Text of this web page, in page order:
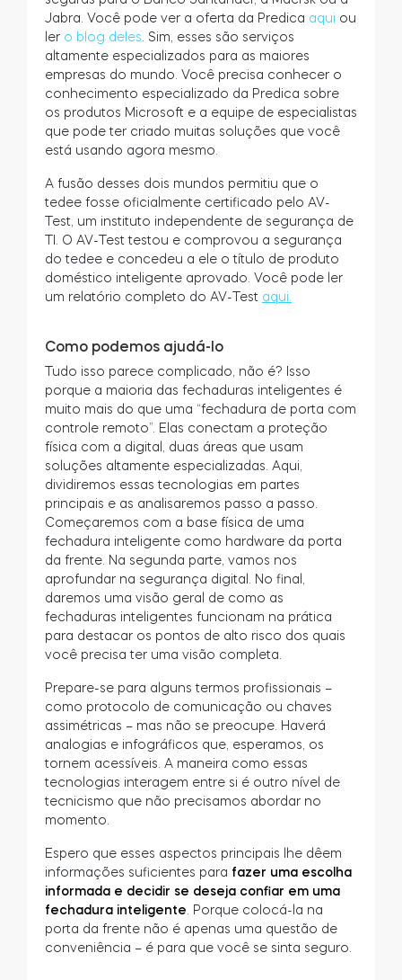
Jabra. Você pode ver a oferta da Predica aqui ou
ler o blog deles . Sim, esses são serviços
altamente especializados para as maiores
empresas do mundo. Você precisa conhecer o
conhecimento especializado da Predica sobre
os produtos Microsoft e a equipe de especialistas
que pode ter criado muitas soluções que você
está usando agora mesmo.
A fusão desses dois mundos permitiu que o
tedee fosse oficialmente certificado pelo AV-
Test, um instituto independente de segurança de
TI. O AV-Test testou e comprovou a segurança
do tedee e concedeu a ele o título de produto
doméstico inteligente aprovado. Você pode ler
um relatório completo do AV-Test aqui.
Como podemos ajudá-lo
Tudo isso parece complicado, não é? Isso
porque a maioria das fechaduras inteligentes é
muito mais do que uma “fechadura de porta com
controle remoto”. Elas conectam a proteção
física com a digital, duas áreas que usam
soluções altamente especializadas. Aqui,
dividiremos essas tecnologias em partes
principais e as analisaremos passo a passo.
Começaremos com a base física de uma
fechadura inteligente como hardware da porta
da frente. Na segunda parte, vamos nos
aprofundar na segurança digital. No final,
daremos uma visão geral de como as
fechaduras inteligentes funcionam na prática
para destacar os pontos de alto risco dos quais
você precisa ter uma visão completa.
Prepare-se para alguns termos profissionais –
como protocolo de comunicação ou chaves
assimétricas – mas não se preocupe. Haverá
analogias e infográficos que, esperamos, os
tornem acessíveis. A maneira como essas
tecnologias interagem entre si é outro nível de
tecnicismo que não precisamos abordar no
momento.
Espero que esses aspectos principais lhe dêem
informações suficientes para fazer uma escolha
informada e decidir se deseja confiar em uma
fechadura inteligente . Porque colocá-la na
porta da frente não é apenas uma questão de
conveniência – é para que você se sinta seguro.